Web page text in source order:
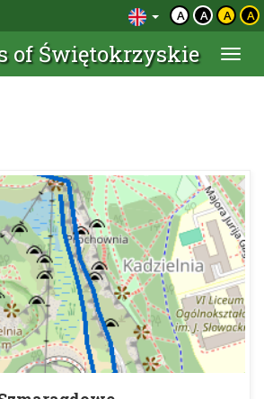
A A A A
of Świętokrzyskie